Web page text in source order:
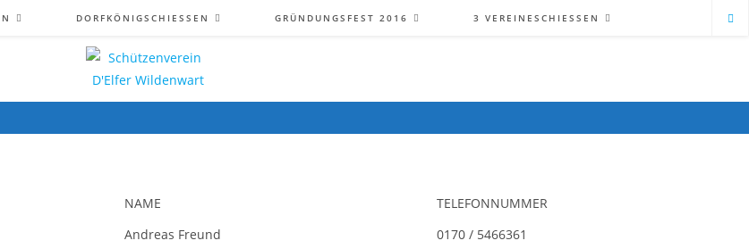
DORFKÖNIGSCHIESSEN GRÜNDUNGSFEST 2016 3 VEREINESCHIESSEN
NAME
TELEFONNUMMER
Andreas Freund
0170 / 5466361